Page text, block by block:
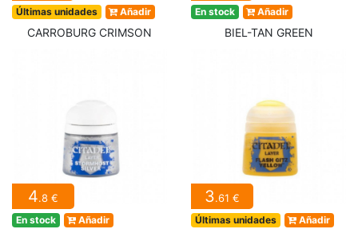
Últimas unidades Añadir
CARROBURG CRIMSON
En stock Añadir
BIEL-TAN GREEN
4.8 €
En stock Añadir
3.61 €
Últimas unidades Añadir